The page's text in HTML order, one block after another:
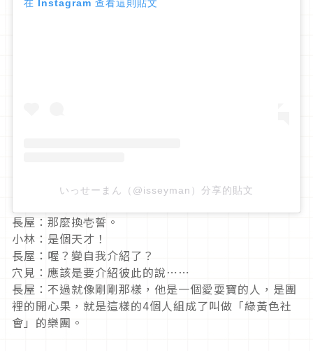
在 Instagram 查看這則貼文
いっせーまん（@isseyman）分享的貼文
長屋：那麼換壱誓。
小林：是個天才！
長屋：喔？變自我介紹了？
穴見：應該是要介紹彼此的說⋯⋯
長屋：不過就像剛剛那樣，他是一個愛耍寶的人，是團
裡的開心果，就是這樣的4個人組成了叫做「綠黃色社
會」的樂團。